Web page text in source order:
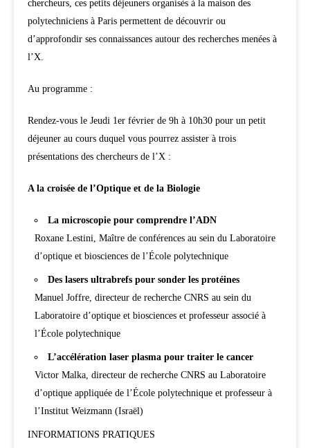
chercheurs, ces petits déjeuners organisés à la maison des
polytechniciens à Paris permettent de découvrir ou
d’approfondir ses connaissances autour des recherches menées à
l’X.
Au programme :
Rendez-vous le Jeudi 1er février de 9h à 10h30 pour un petit
déjeuner au cours duquel vous pourrez assister à trois
présentations des chercheurs de l’X :
A la croisée de l’Optique et de la Biologie
La microscopie pour comprendre l’ADN
Roxane Lestini, Maître de conférences au sein du Laboratoire
d’optique et biosciences de l’École polytechnique
Des lasers ultrabrefs pour sonder les protéines
Manuel Joffre, directeur de recherche CNRS au sein du
Laboratoire d’optique et biosciences et professeur associé à
l’École polytechnique
L’accélération laser plasma pour traiter le cancer
Victor Malka, directeur de recherche CNRS au Laboratoire
d’optique appliquée de l’École polytechnique et professeur à
l’Institut Weizmann (Israël)
INFORMATIONS PRATIQUES